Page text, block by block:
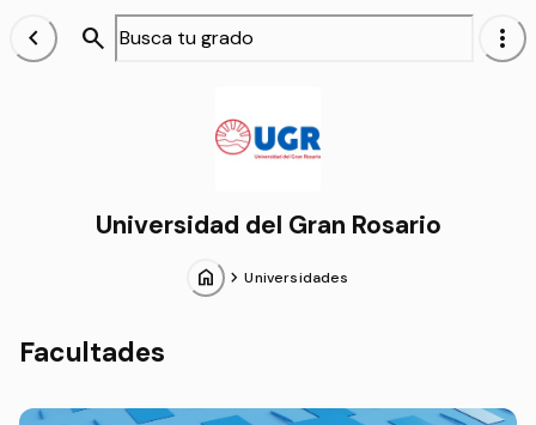
chevron_left search more_vert
Universidad del Gran Rosario
home chevron_forwardUniversidades
Facultades